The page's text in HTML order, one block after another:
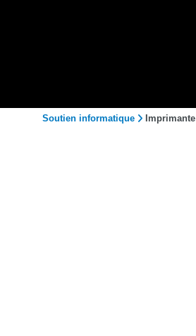
Soutien informatique Imprimante